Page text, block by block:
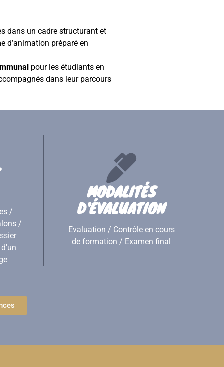
dans un cadre structurant et
d’animation préparé en
pour les étudiants en
dans leur parcours
/
/
MODALITÉS
D'ÉVALUATION
Evaluation / Contrôle en cours
de formation / Examen final